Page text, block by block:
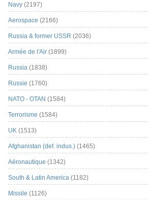
Navy (2197)
Aerospace (2166)
Russia & former USSR (2036)
Armée de l'Air (1899)
Russia (1838)
Russie (1760)
NATO - OTAN (1584)
Terrorisme (1584)
UK (1513)
Afghanistan (def. indus.) (1465)
Aéronautique (1342)
South & Latin America (1182)
Missile (1126)